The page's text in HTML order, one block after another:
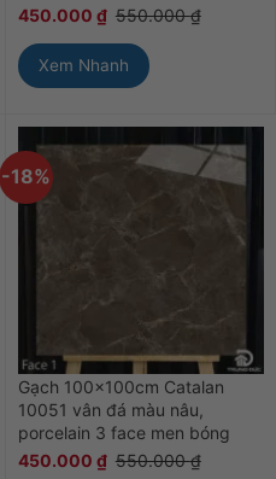
450.000 ₫ 550.000₫
Xem Nhanh
-18%
Gạch 100x100cm Catalan
10051 vân đá màu nâu,
porcelain 3 face men bóng
450.000 ₫ 550.000₫